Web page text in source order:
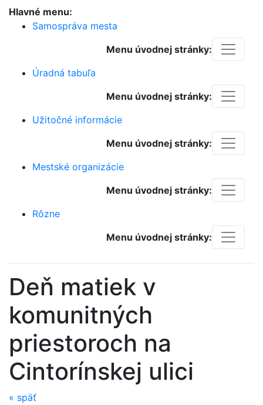
Hlavné menu:
Samospráva mesta
Menu úvodnej stránky:
Úradná tabuľa
Menu úvodnej stránky:
Užitočné informácie
Menu úvodnej stránky:
Mestské organizácie
Menu úvodnej stránky:
Rôzne
Menu úvodnej stránky:
Deň matiek v
komunitných
priestoroch na
Cintorínskej ulici
« späť